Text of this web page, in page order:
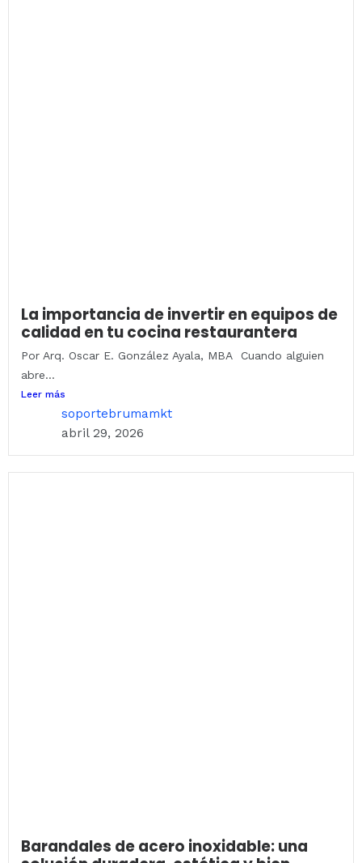
La importancia de invertir en equipos de
calidad en tu cocina restaurantera
Por Arq. Oscar E. González Ayala, MBA Cuando alguien
abre...
Leer más
soportebrumamkt
abril 29, 2026
Barandales de acero inoxidable: una